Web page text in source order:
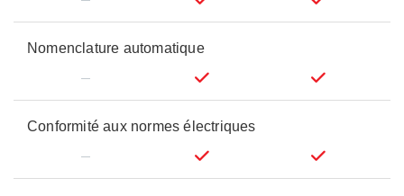
Nomenclature automatique
Conformité aux normes électriques